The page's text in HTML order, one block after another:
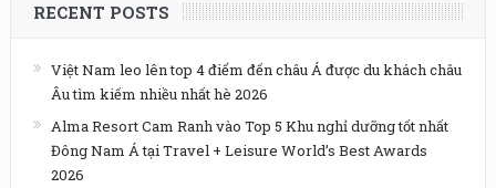
RECENT POSTS
Việt Nam leo lên top 4 điểm đến châu Á được du khách châu
Âu tìm kiếm nhiều nhất hè 2026
Alma Resort Cam Ranh vào Top 5 Khu nghỉ dưỡng tốt nhất
Đông Nam Á tại Travel + Leisure World’s Best Awards
2026